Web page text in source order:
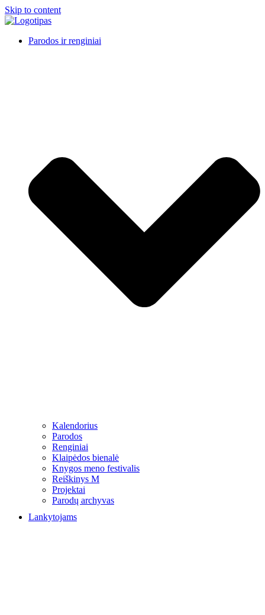
Skip to content
Parodos ir renginiai
Kalendorius
Parodos
Renginiai
Klaipėdos bienalė
Knygos meno festivalis
Reiškinys M
Projektai
Parodų archyvas
Lankytojams